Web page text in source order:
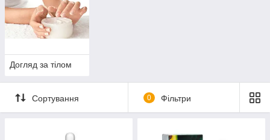
Догляд за тілом
Сортування 0 Фільтри